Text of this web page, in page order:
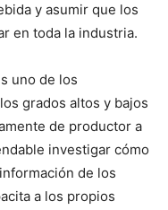
y asumir que los
en toda la industria.
uno de los
grados altos y bajos
de productor a
investigar cómo
de los
a los propios